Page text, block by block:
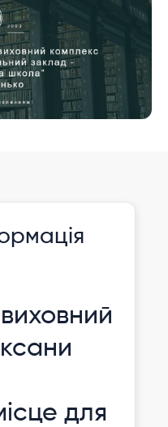
Зареєструвати
дитину
для